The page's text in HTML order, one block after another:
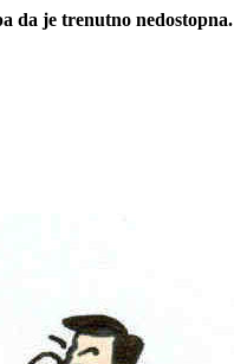
da je trenutno nedostopna.